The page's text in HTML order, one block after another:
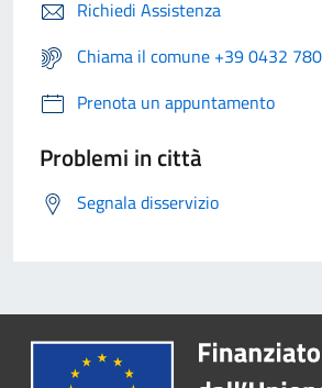
Richiedi Assistenza
Chiama il comune +39 0432
Prenota un appuntamento
Problemi in città
Segnala disservizio